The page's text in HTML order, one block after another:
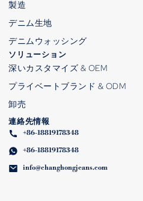
製造
デニム生地
デニムウォッシング
ソリューション
深いカスタマイズ & OEM
プライベートブランド & ODM
卸売
連絡先情報
+86-18819178348
+86-18819178348
info@changhongjeans.com